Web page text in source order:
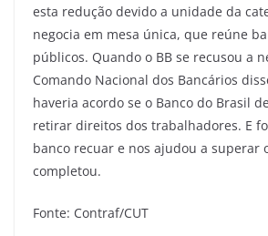
esta redução devido a unidade da
negocia em mesa única, que reúne
públicos. Quando o BB se recusou a
Comando Nacional dos Bancários
haveria acordo se o Banco do Brasil
retirar direitos dos trabalhadores. E
banco recuar e nos ajudou a superar
completou.
Fonte: Contraf/CUT